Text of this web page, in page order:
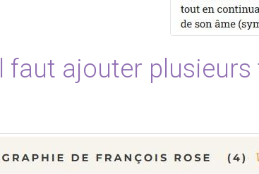
faut ajouter